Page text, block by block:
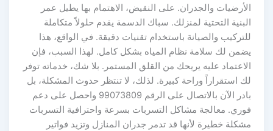
الأرضيات والجدران. على النقيض، الاهتمام بها يطيل عمر
البنية التحتية لمنزلك. سباك الدسمة يقدم حلولاً متكاملة
للتركيب والصيانة باستخدام تقنيات دقيقة. في الواقع، هذا
يضمن لك سلامة نظام المياه بشكل كامل. لهذا السبب، فإن
الاعتماد عليه يريحك من القلق المستمر. بلا شك، خدماته توفر
لك استقراراً وراحة كبيرة. لذلك، لا تنتظر حدوث المشكلة، بل
بادر الآن بالاتصال على الرقم 99073809 واحصل على دعم
فوري. معالجة مشاكل التسربات بسرعة واحترافية التسربات
مشكلة خطيرة لأنها قد تدمر جدران المنازل وتزيد فواتير